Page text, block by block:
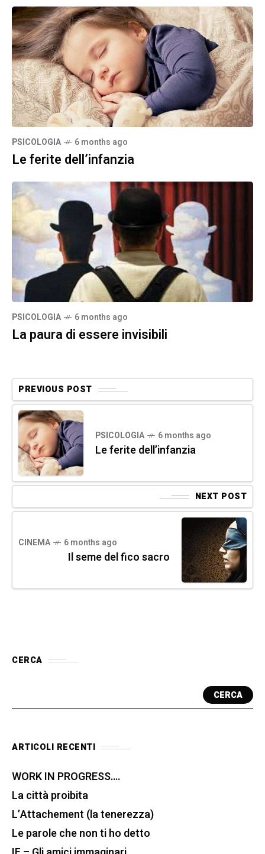
PSICOLOGIA 6 months ago
Le ferite dell’infanzia
PSICOLOGIA 6 months ago
La paura di essere invisibili
PREVIOUS POST
PSICOLOGIA 6 months ago
Le ferite dell’infanzia
NEXT POST
CINEMA 6 months ago
Il seme del fico sacro
CERCA
CERCA
ARTICOLI RECENTI
WORK IN PROGRESS….
La città proibita
L’Attachement (la tenerezza)
Le parole che non ti ho detto